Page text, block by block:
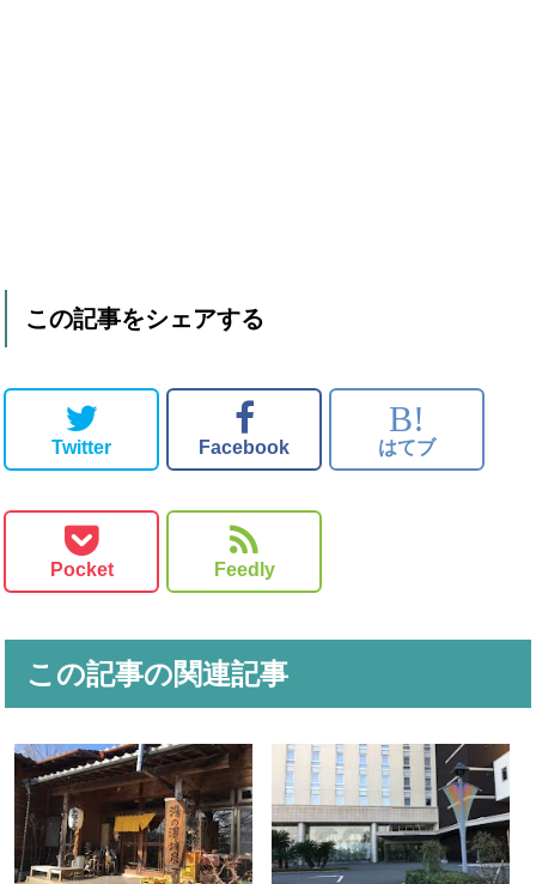
この記事をシェアする
Twitter Facebook
B!
はてブ
Pocket Feedly
この記事の関連記事